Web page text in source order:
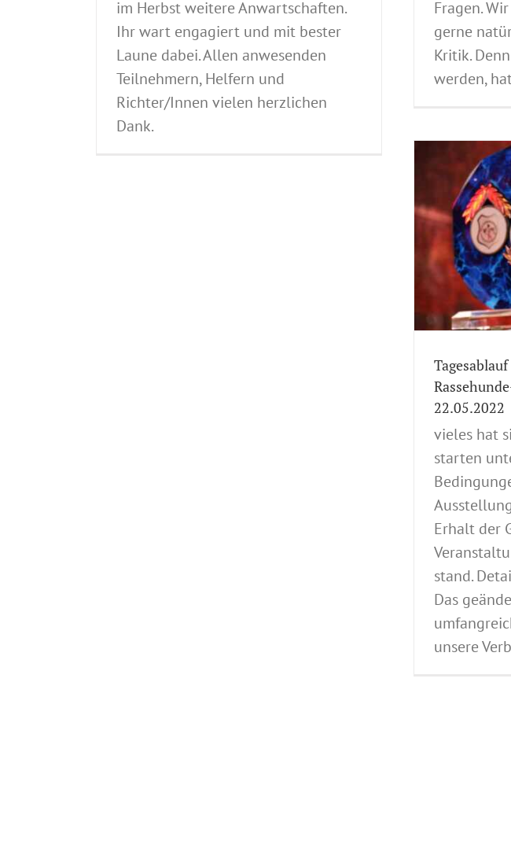
im Herbst weitere Anwartschaften.
Ihr wart engagiert und mit bester
Laune dabei. Allen anwesenden
Teilnehmern, Helfern und
Richter/Innen vielen herzlichen
Dank.
Fragen.
gerne
Kritik.
werden,
22.05.2022
vieles hat
starten
Erhalt der
stand.
Das
unsere